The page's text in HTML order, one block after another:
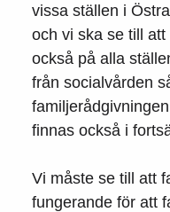
vissa ställen i
och vi ska se till
också på alla
från socialvården
finnas också i
Vi måste se till att
fungerande för att